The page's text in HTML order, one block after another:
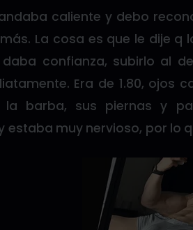
caliente y debo
La cosa es que le dije
confianza, subirlo al
Era de 1.80, ojos
barba, sus piernas y
estaba muy nervioso, por lo